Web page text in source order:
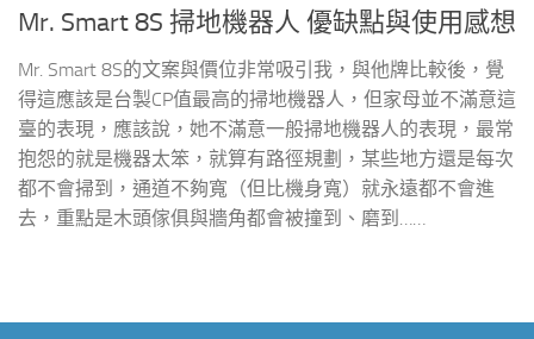
Mr. Smart 8S 掃地機器人 優缺點與使用感想
Mr. Smart 8S的文案與價位非常吸引我，與他牌比較後，覺
得這應該是台製CP值最高的掃地機器人，但家母並不滿意這
臺的表現，應該說，她不滿意一般掃地機器人的表現，最常
抱怨的就是機器太笨，就算有路徑規劃，某些地方還是每次
都不會掃到，通道不夠寬（但比機身寬）就永遠都不會進
去，重點是木頭傢俱與牆角都會被撞到、磨到……